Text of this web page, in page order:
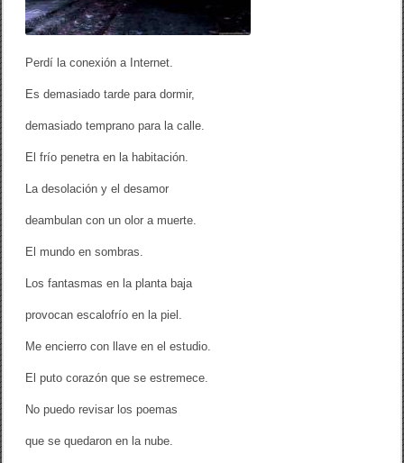
p
e
r
i
o
E
A
t
u
M
z
a
a
q
Perdí la conexión a Internet.
Es demasiado tarde para dormir,
demasiado temprano para la calle.
El frío penetra en la habitación.
La desolación y el desamor
deambulan con un olor a muerte.
El mundo en sombras.
Los fantasmas en la planta baja
provocan escalofrío en la piel.
Me encierro con llave en el estudio.
El puto corazón que se estremece.
No puedo revisar los poemas
que se quedaron en la nube.